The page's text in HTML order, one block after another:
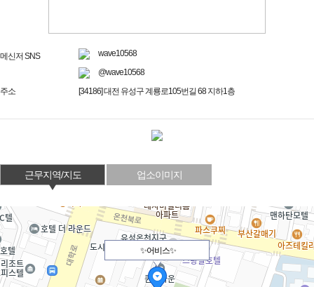
메신저 SNS
wave10568
@wave10568
주소
[34186] 대전 유성구 계룡로105번길 68 지하1층
근무지역/지도 업소이미지
✨어비스✨